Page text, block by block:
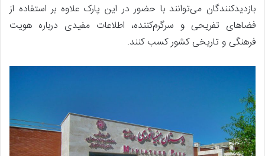
بازدیدکنندگان می‌توانند با حضور در این پارک علاوه بر استفاده از
فضاهای تفریحی و سرگرم‌کننده، اطلاعات مفیدی درباره هویت
فرهنگی و تاریخی کشور کسب کنند.